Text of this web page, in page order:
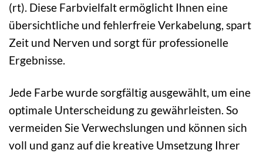
(rt). Diese Farbvielfalt ermöglicht Ihnen eine
übersichtliche und fehlerfreie Verkabelung, spart
Zeit und Nerven und sorgt für professionelle
Ergebnisse.
Jede Farbe wurde sorgfältig ausgewählt, um eine
optimale Unterscheidung zu gewährleisten. So
vermeiden Sie Verwechslungen und können sich
voll und ganz auf die kreative Umsetzung Ihrer